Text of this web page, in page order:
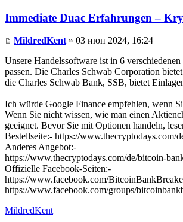
Immediate Duac Erfahrungen –
MildredKent » 03 июн 2024, 16:24
Unsere Handelssoftware ist in 6
passen. Die Charles Schwab Corporation
die Charles Schwab Bank, SSB, bietet
Ich würde Google Finance empfehlen, wenn
Wenn Sie nicht wissen, wie man einen
geeignet. Bevor Sie mit Optionen handeln,
Bestellseite:- https://www.thecryptodays.com/
Anderes Angebot:-
https://www.thecryptodays.com/de/bitcoin-
Offizielle Facebook-Seiten:-
https://www.facebook.com/
https://www.facebook.com/groups/
MildredKent